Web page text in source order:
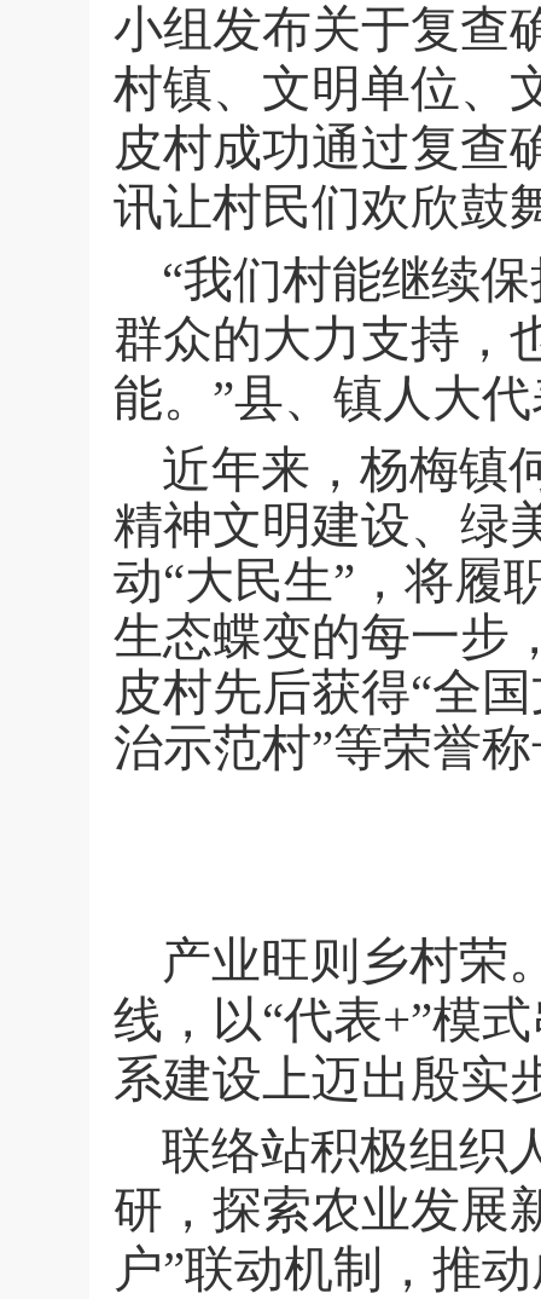
小组发布关于复查
村镇、文明单位、
皮村成功通过复查
讯让村民们欢欣鼓
“我们村能继续
群众的大力支持，
能。”县、镇人大
近年来，杨梅镇
精神文明建设、绿
动“大民生”，将履
生态蝶变的每一步
皮村先后获得“全
治示范村”等荣誉
产业旺则乡村荣
线，以“代表+”模
系建设上迈出殷实
联络站积极组织
研，探索农业发展
户”联动机制，推